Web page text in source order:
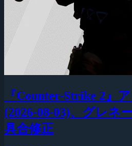
『Counter-Strike 2』
(2026-08-03)、グレネ
具合修正